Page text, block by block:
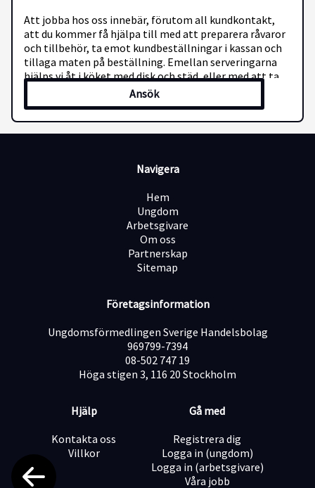
Att jobba hos oss innebär, förutom all kundkontakt,
att du kommer få hjälpa till med att preparera råvaror
och tillbehör, ta emot kundbeställningar i kassan och
tillaga maten på beställning. Emellan serveringarna
hjälps vi åt i köket med disk och städ, eller med att ta
emot och packa upp varor.
Tjänsten innebär att du jobbar vid behov under dagtid,
kvällstid och helger.
Vi önskar ett personligt brev och ett fullständigt CV då
vi vill kunna bedöma bakgrund och kompetenser så
tacka för din ansökan när du skickar den men var så
Vi ser fram emot din ansökan!
Ansök
Navigera
Hem
Ungdom
Arbetsgivare
Om oss
Partnerskap
Sitemap
Företagsinformation
Ungdomsförmedlingen Sverige Handelsbolag
969799-7394
08-502 747 19
Höga stigen 3, 116 20 Stockholm
Hjälp
Kontakta oss
Villkor
Gå med
Registrera dig
Logga in (ungdom)
Logga in (arbetsgivare)
Våra jobb